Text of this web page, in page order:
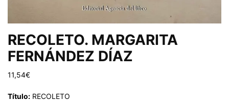
RECOLETO. MARGARITA
FERNÁNDEZ DÍAZ
11,54€
Título: RECOLETO